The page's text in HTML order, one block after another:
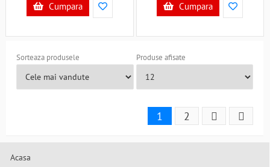
Cumpara Cumpara
Sorteaza produsele Produse afisate
1 2
Acasa